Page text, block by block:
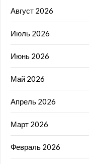
Август 2026
Июль 2026
Июнь 2026
Май 2026
Апрель 2026
Март 2026
Февраль 2026